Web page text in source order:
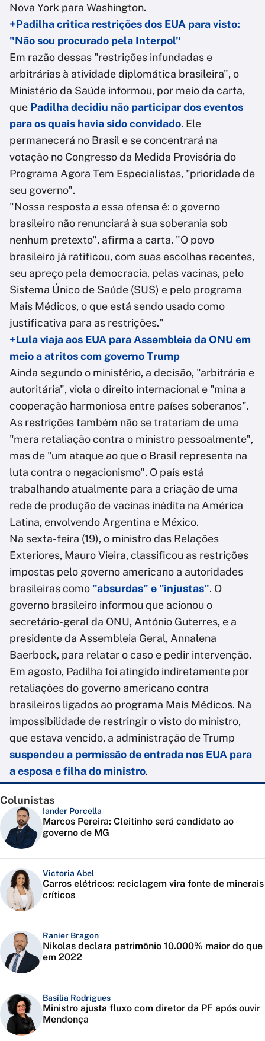
Nova York para Washington.
+Padilha critica restrições dos EUA para visto:
"Não sou procurado pela Interpol"
Em razão dessas "restrições infundadas e
arbitrárias à atividade diplomática brasileira", o
Ministério da Saúde informou, por meio da carta,
que Padilha decidiu não participar dos eventos
para os quais havia sido convidado. Ele
permanecerá no Brasil e se concentrará na
votação no Congresso da Medida Provisória do
Programa Agora Tem Especialistas, "prioridade de
seu governo".
"Nossa resposta a essa ofensa é: o governo
brasileiro não renunciará à sua soberania sob
nenhum pretexto", afirma a carta. "O povo
brasileiro já ratificou, com suas escolhas recentes,
seu apreço pela democracia, pelas vacinas, pelo
Sistema Único de Saúde (SUS) e pelo programa
Mais Médicos, o que está sendo usado como
justificativa para as restrições."
+Lula viaja aos EUA para Assembleia da ONU em
meio a atritos com governo Trump
Ainda segundo o ministério, a decisão, "arbitrária e
autoritária", viola o direito internacional e "mina a
cooperação harmoniosa entre países soberanos".
As restrições também não se tratariam de uma
"mera retaliação contra o ministro pessoalmente",
mas de "um ataque ao que o Brasil representa na
luta contra o negacionismo". O país está
trabalhando atualmente para a criação de uma
rede de produção de vacinas inédita na América
Latina, envolvendo Argentina e México.
Na sexta-feira (19), o ministro das Relações
Exteriores, Mauro Vieira, classificou as restrições
impostas pelo governo americano a autoridades
brasileiras como "absurdas" e "injustas". O
governo brasileiro informou que acionou o
secretário-geral da ONU, António Guterres, e a
presidente da Assembleia Geral, Annalena
Baerbock, para relatar o caso e pedir intervenção.
Em agosto, Padilha foi atingido indiretamente por
retaliações do governo americano contra
brasileiros ligados ao programa Mais Médicos. Na
impossibilidade de restringir o visto do ministro,
que estava vencido, a administração de Trump
suspendeu a permissão de entrada nos EUA para
a esposa e filha do ministro.
Colunistas
Iander Porcella
Marcos Pereira: Cleitinho será candidato ao
governo de MG
Victoria Abel
Carros elétricos: reciclagem vira fonte de minerais
críticos
Ranier Bragon
Nikolas declara patrimônio 10.000% maior do que
em 2022
Basília Rodrigues
Ministro ajusta fluxo com diretor da PF após ouvir
Mendonça